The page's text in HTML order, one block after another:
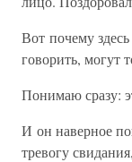
Вот почему
говорить, могут
Понимаю сразу:
И он наверное
тревогу